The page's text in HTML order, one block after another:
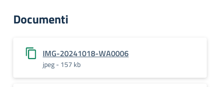
Documenti
IMG-20241018-WA0006
jpeg - 157 kb